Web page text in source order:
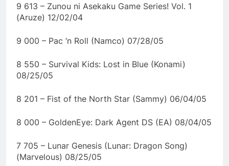
9 613 – Zunou ni Asekaku Game Series! Vol. 1
(Aruze) 12/02/04
9 000 – Pac ‘n Roll (Namco) 07/28/05
8 550 – Survival Kids: Lost in Blue (Konami)
08/25/05
8 201 – Fist of the North Star (Sammy) 06/04/05
8 000 – GoldenEye: Dark Agent DS (EA) 08/04/05
7 705 – Lunar Genesis (Lunar: Dragon Song)
(Marvelous) 08/25/05